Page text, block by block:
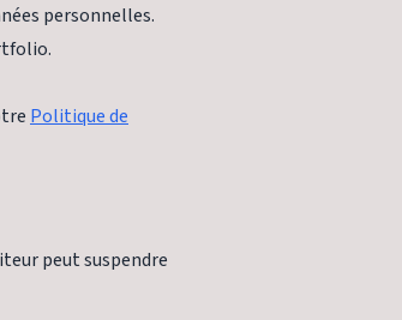
personnelles.
Politique de
peut suspendre